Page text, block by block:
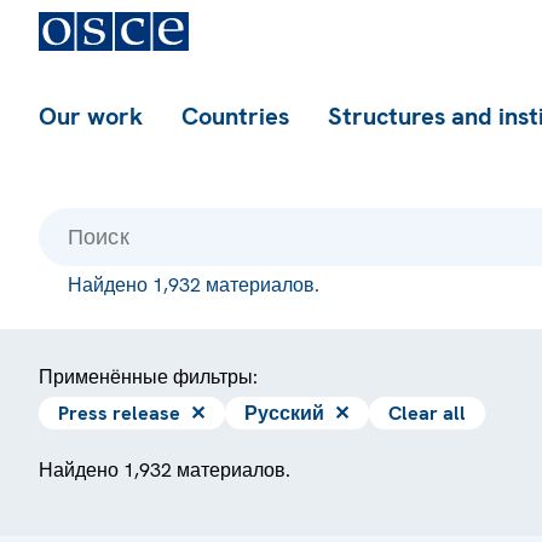
Our work Countries Structures and
Найдено 1,932 материалов.
Применённые фильтры:
Press release ✕ Русский ✕ Clear all
Найдено 1,932 материалов.